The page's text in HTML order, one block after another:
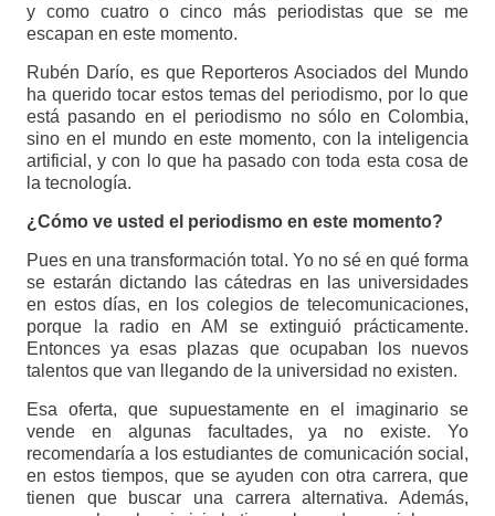
y como cuatro o cinco más periodistas que se me
escapan en este momento.
Rubén Darío, es que Reporteros Asociados del Mundo
ha querido tocar estos temas del periodismo, por lo que
está pasando en el periodismo no sólo en Colombia,
sino en el mundo en este momento, con la inteligencia
artificial, y con lo que ha pasado con toda esta cosa de
la tecnología.
¿Cómo ve usted el periodismo en este momento?
Pues en una transformación total. Yo no sé en qué forma
se estarán dictando las cátedras en las universidades
en estos días, en los colegios de telecomunicaciones,
porque la radio en AM se extinguió prácticamente.
Entonces ya esas plazas que ocupaban los nuevos
talentos que van llegando de la universidad no existen.
Esa oferta, que supuestamente en el imaginario se
vende en algunas facultades, ya no existe. Yo
recomendaría a los estudiantes de comunicación social,
en estos tiempos, que se ayuden con otra carrera, que
tienen que buscar una carrera alternativa. Además,